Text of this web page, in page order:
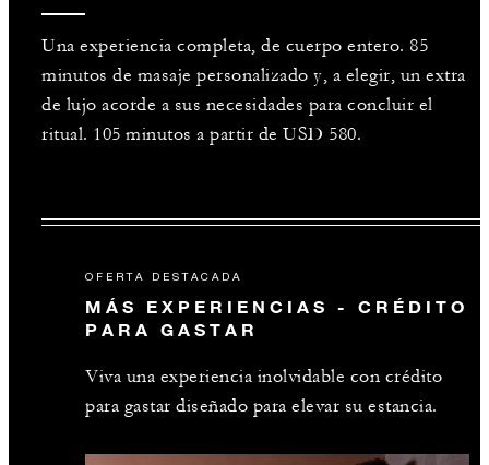
Una experiencia completa, de cuerpo entero. 85
minutos de masaje personalizado y, a elegir, un extra
de lujo acorde a sus necesidades para concluir el
ritual. 105 minutos a partir de USD 580.
OFERTA DESTACADA
MÁS EXPERIENCIAS - CRÉDITO
PARA GASTAR
Viva una experiencia inolvidable con crédito
para gastar diseñado para elevar su estancia.